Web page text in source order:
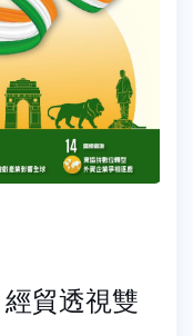
貿透視雙